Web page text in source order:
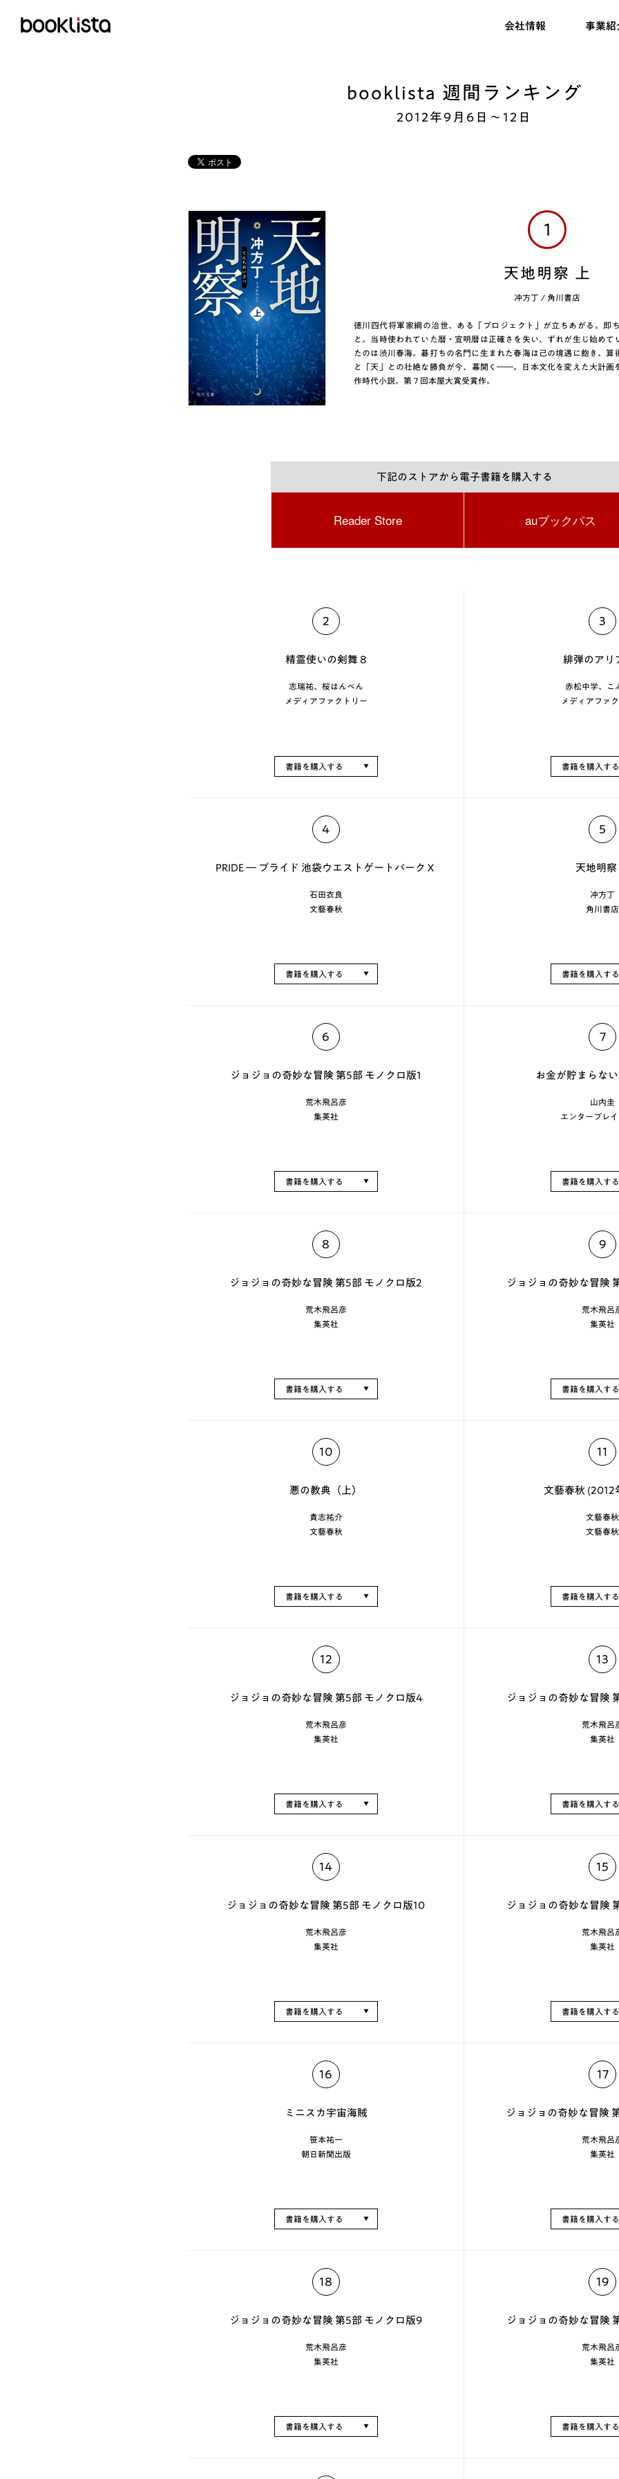
会社情報 事業紹
booklista 週間ランキング
2012年9月6日～12日
1
天地明察 上
冲方丁 / 角川書店
徳川四代将軍家綱の治世、ある「プロジェクト」が立ちあがる。即
と。当時使われていた暦・宣明暦は正確さを失い、ずれが生じ始めて
たのは渋川春海。碁打ちの名門に生まれた春海は己の境遇に飽き、算
と「天」との壮絶な勝負が今、幕開く――。日本文化を変えた大計画
作時代小説。第７回本屋大賞受賞作。
下記のストアから電子書籍を購入する
Reader Store auブックパス
2
精霊使いの剣舞 8
志瑞祐、桜はんぺん
メディアファクトリー
書籍を購入する
3
緋弾のアリ
赤松中学、こ
メディアファ
書籍を購入する
4
PRIDE ― プライド 池袋ウエストゲートパークＸ
石田衣良
文藝春秋
書籍を購入する
5
天地明察
冲方丁
角川書店
書籍を購入する
6
ジョジョの奇妙な冒険 第5部 モノクロ版1
荒木飛呂彦
集英社
書籍を購入する
7
お金が貯まらな
山内圭
エンターブレ
書籍を購入する
8
ジョジョの奇妙な冒険 第5部 モノクロ版2
荒木飛呂彦
集英社
書籍を購入する
9
ジョジョの奇妙な冒険
荒木飛呂
集英社
書籍を購入する
10
悪の教典（上）
貴志祐介
文藝春秋
書籍を購入する
11
文藝春秋 (2012
文藝春秋
文藝春秋
書籍を購入する
12
ジョジョの奇妙な冒険 第5部 モノクロ版4
荒木飛呂彦
集英社
書籍を購入する
13
ジョジョの奇妙な冒険
荒木飛呂
集英社
書籍を購入する
14
ジョジョの奇妙な冒険 第5部 モノクロ版10
荒木飛呂彦
集英社
書籍を購入する
15
ジョジョの奇妙な冒険
荒木飛呂
集英社
書籍を購入する
16
ミニスカ宇宙海賊
笹本祐一
朝日新聞出版
書籍を購入する
17
ジョジョの奇妙な冒険
荒木飛呂
集英社
書籍を購入する
18
ジョジョの奇妙な冒険 第5部 モノクロ版9
荒木飛呂彦
集英社
書籍を購入する
19
ジョジョの奇妙な冒険
荒木飛呂
集英社
書籍を購入する